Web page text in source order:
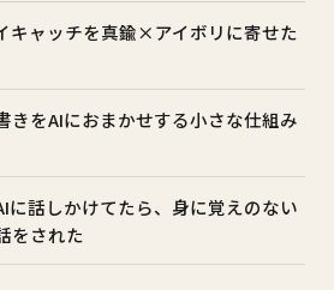
キャッチを真鍮×アイボリに寄せた
きをAIにおまかせする小さな仕組み
に話しかけてたら、身に覚えのない
をされた